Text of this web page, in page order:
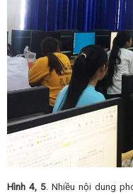
Hình 4, 5. Nhiều nội dung